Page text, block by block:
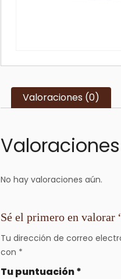
Valoraciones (0)
Valoraciones
No hay valoraciones aún.
Sé el primero en valorar
Tu dirección de correo
con *
Tu puntuación*